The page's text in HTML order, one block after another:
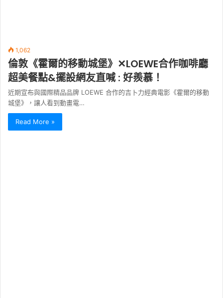
1,062
倫敦《霍爾的移動城堡》✕LOEWE合作咖啡廳
超美餐點&擺設網友直喊 : 好羨慕！
近期宣布與國際精品品牌 LOEWE 合作的吉卜力經典電影《霍爾的移動
城堡》，讓人看到動畫電…
Read More »